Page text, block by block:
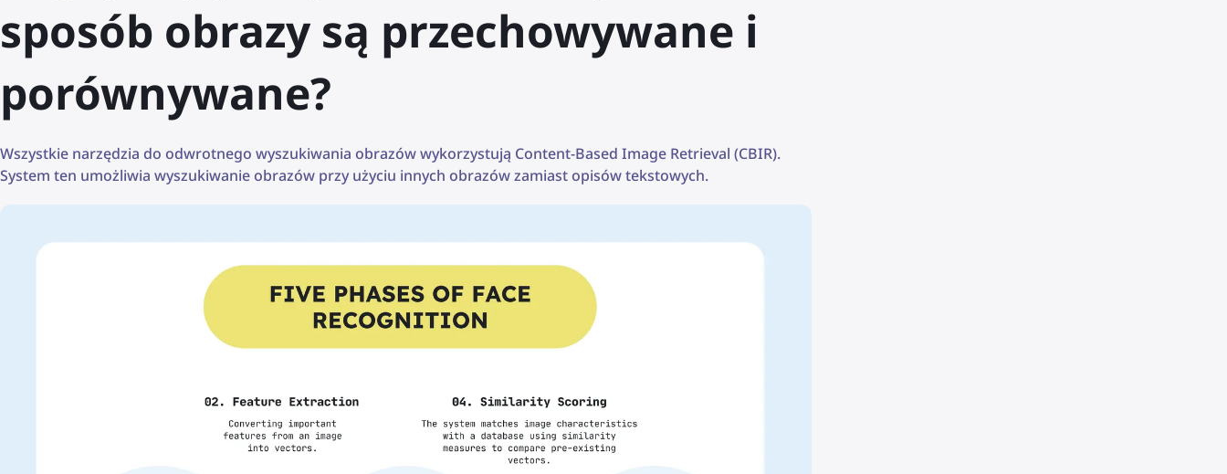
sposób obrazy są przechowywane i
porównywane?
Wszystkie narzędzia do odwrotnego wyszukiwania obrazów wykorzystują Content-Based Image Retrieval (CBIR).
System ten umożliwia wyszukiwanie obrazów przy użyciu innych obrazów zamiast opisów tekstowych.